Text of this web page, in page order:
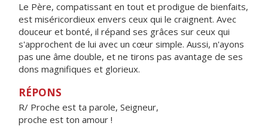
Le Père, compatissant en tout et prodigue de bienfaits,
est miséricordieux envers ceux qui le craignent. Avec
douceur et bonté, il répand ses grâces sur ceux qui
s'approchent de lui avec un cœur simple. Aussi, n'ayons
pas une âme double, et ne tirons pas avantage de ses
dons magnifiques et glorieux.
RÉPONS
R/ Proche est ta parole, Seigneur,
proche est ton amour !